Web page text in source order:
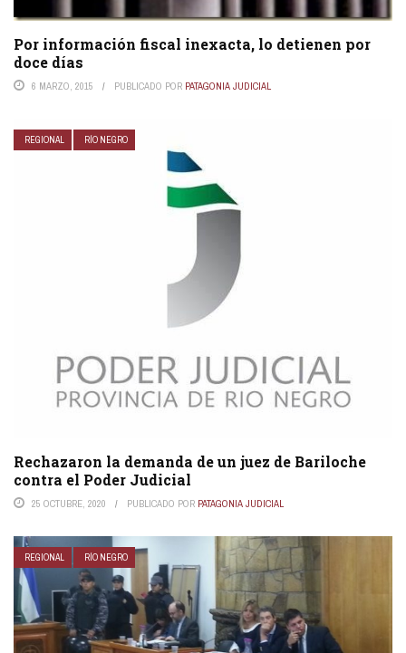
Por información fiscal inexacta, lo detienen por
doce días
6 MARZO, 2015 PUBLICADO POR PATAGONIA JUDICIAL
REGIONAL RÍO NEGRO
Rechazaron la demanda de un juez de Bariloche
contra el Poder Judicial
25 OCTUBRE, 2020 PUBLICADO POR PATAGONIA JUDICIAL
REGIONAL RÍO NEGRO